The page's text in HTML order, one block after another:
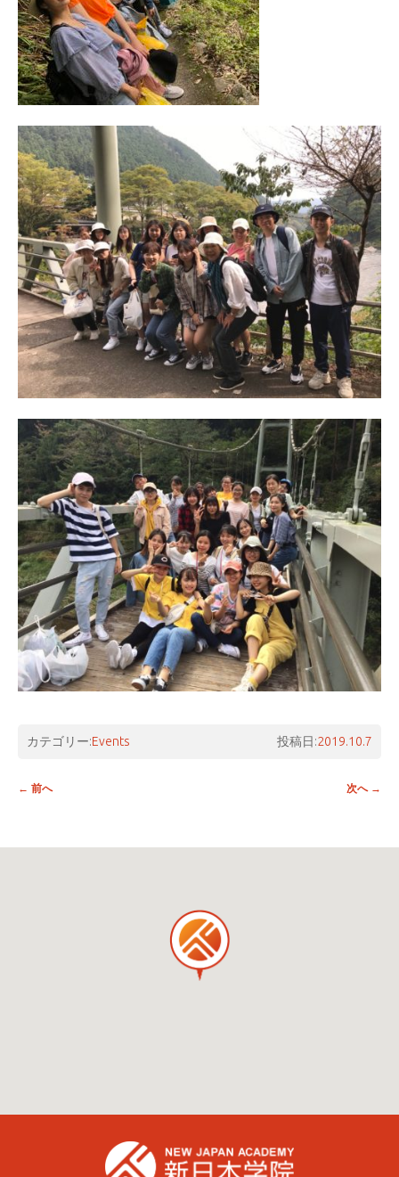
カテゴリー:Events 投稿日:2019.10.7
投稿ナビゲーション
← 前へ 次へ →